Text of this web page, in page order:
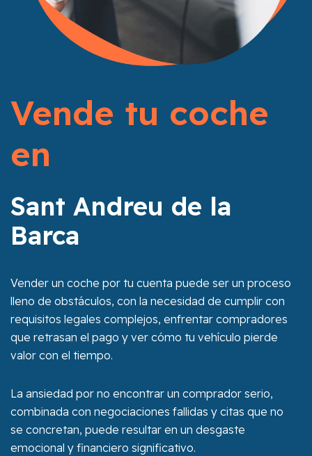
Vende tu coche
en
Sant Andreu de la
Barca
Vender un coche por tu cuenta puede ser un proceso
lleno de obstáculos, con la necesidad de cumplir con
requisitos legales complejos, enfrentar compradores
que retrasan el pago y ver cómo tu vehículo pierde
valor con el tiempo.
La ansiedad por no encontrar un comprador serio,
combinada con negociaciones fallidas y citas que no
se concretan, puede resultar en un desgaste
emocional y financiero significativo.